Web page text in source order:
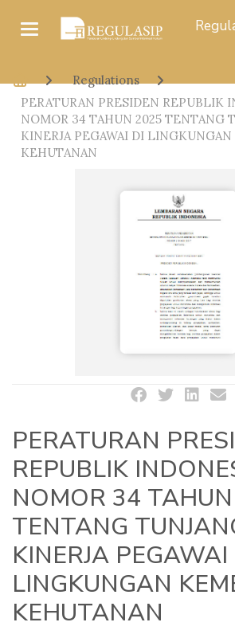
Regulations
PERATURAN PRESIDEN REPUBLIK
NOMOR 34 TAHUN 2025 TENTANG
KINERJA PEGAWAI DI
KEHUTANAN
PERATURAN
REPUBLIK
NOMOR 34
TENTANG
KINERJA PEGAWAI
LINGKUNGAN
KEHUTANAN